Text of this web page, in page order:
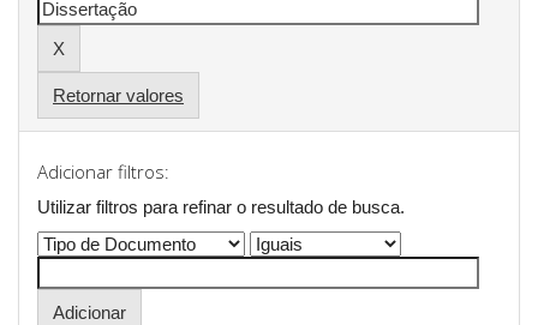
Retornar valores
Adicionar filtros:
Utilizar filtros para refinar o resultado de busca.